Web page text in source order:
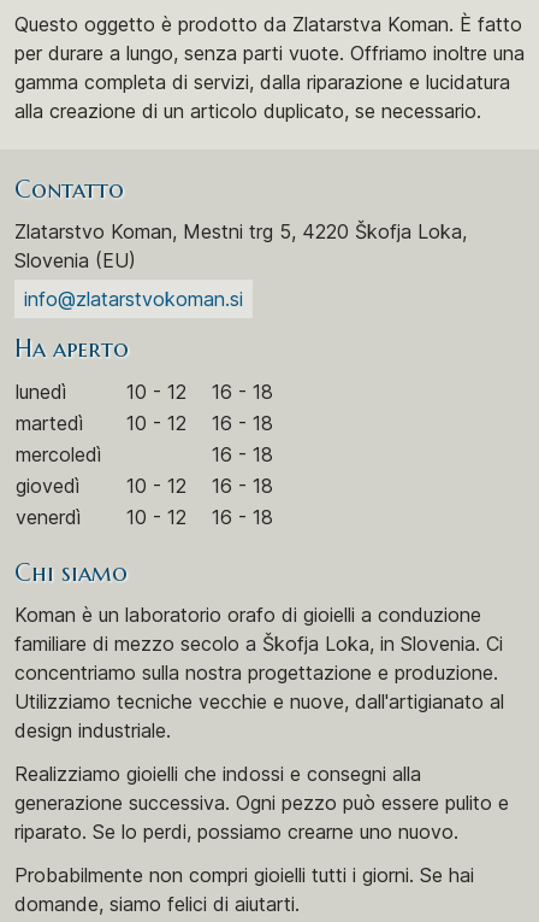
Questo oggetto è prodotto da Zlatarstva Koman. È fatto
per durare a lungo, senza parti vuote. Offriamo inoltre una
gamma completa di servizi, dalla riparazione e lucidatura
alla creazione di un articolo duplicato, se necessario.
Contatto
Zlatarstvo Koman, Mestni trg 5, 4220 Škofja Loka,
Slovenia (EU)
info@zlatarstvokoman.si
Ha aperto
lunedì 10 - 12
16 - 18
martedì
10 - 12
16 - 18
mercoledì
16 - 18
giovedì
10 - 12
16 - 18
venerdì
10 - 12 16 - 18
Chi siamo
Koman è un laboratorio orafo di gioielli a conduzione
familiare di mezzo secolo a Škofja Loka, in Slovenia. Ci
concentriamo sulla nostra progettazione e produzione.
Utilizziamo tecniche vecchie e nuove, dall'artigianato al
design industriale.
Realizziamo gioielli che indossi e consegni alla
generazione successiva. Ogni pezzo può essere pulito e
riparato. Se lo perdi, possiamo crearne uno nuovo.
Probabilmente non compri gioielli tutti i giorni. Se hai
domande, siamo felici di aiutarti.